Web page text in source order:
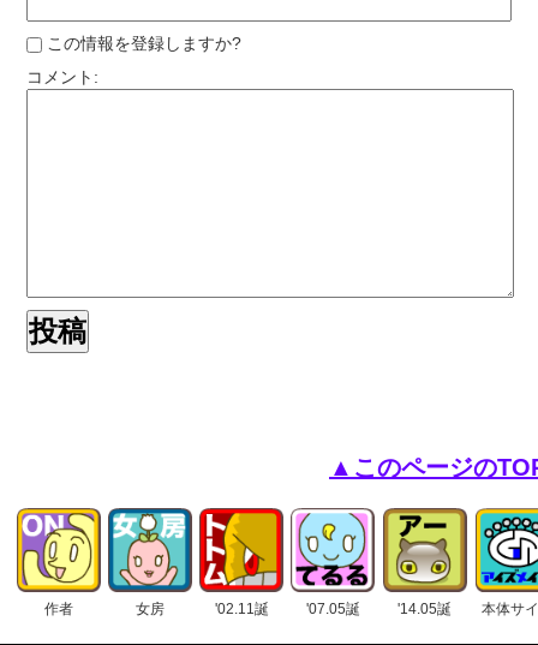
この情報を登録しますか?
コメント:
▲このページの
作者 女房 '02.11誕 '07.05誕 '14.05誕 本体サ